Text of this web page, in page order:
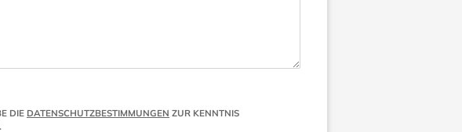
DIE DATENSCHUTZBESTIMMUNGEN ZUR KENNTNIS